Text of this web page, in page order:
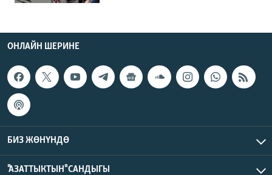
ОНЛАЙН ШЕРИНЕ
БИЗ ЖӨНҮНДӨ
"АЗАТТЫКТЫН" САНДЫГЫ